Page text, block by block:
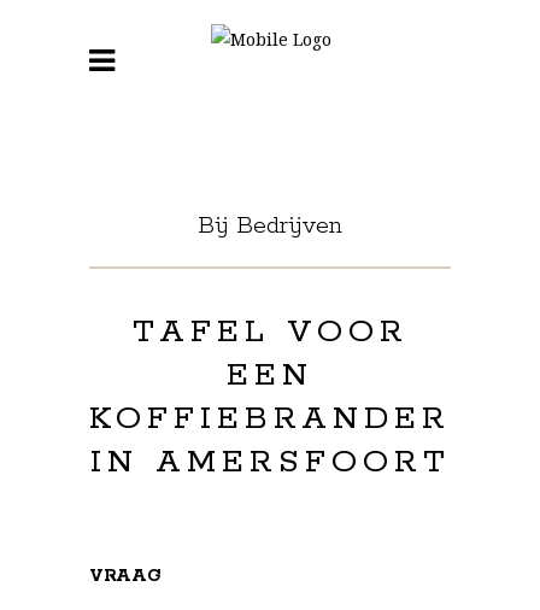
Bij Bedrijven
TAFEL VOOR
EEN
KOFFIEBRANDER
IN AMERSFOORT
VRAAG